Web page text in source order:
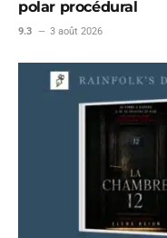
polar procédural
9.3 3 août 2026